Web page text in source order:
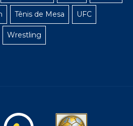
Tênis de Mesa UFC
Wrestling